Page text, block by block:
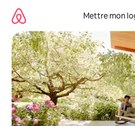
directement
contenu
Mettre mon